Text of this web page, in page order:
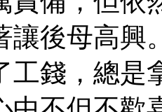
讓後母高興
工錢，總是